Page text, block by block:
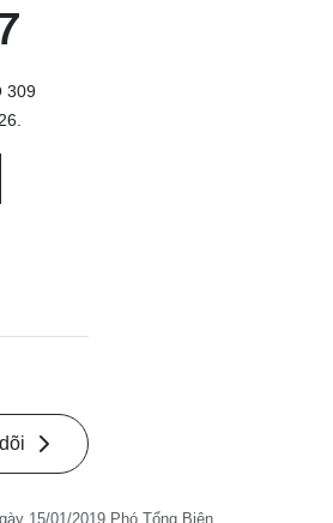
309
15/01/2019 Phó Tổng Biên